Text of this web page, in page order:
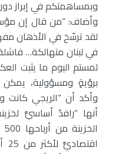
وبمساهمتكم في إبراز
وأضاف: “من قال إن
لقد ترسّخ في الأذهان
في لبنان متهالكة…
لمستم اليوم ما يثبت
برؤيةٍ ومسؤولية، يمكن
وأكد أن “الريجي كانت
أنها “رافدٌ أساسيٌّ